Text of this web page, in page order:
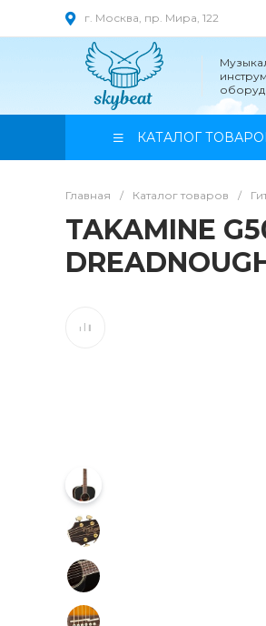
г. Москва, пр. Мира, 122
КАТАЛОГ
Главная / Каталог товаров /
TAKAMINE